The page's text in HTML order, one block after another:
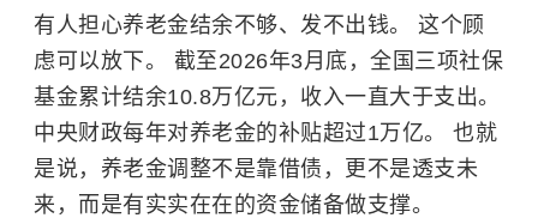
有人担心养老金结余不够、发不出钱。 这个顾
虑可以放下。 截至2026年3月底，全国三项社保
基金累计结余10.8万亿元，收入一直大于支出。
中央财政每年对养老金的补贴超过1万亿。 也就
是说，养老金调整不是靠借债，更不是透支未
来，而是有实实在在的资金储备做支撑。